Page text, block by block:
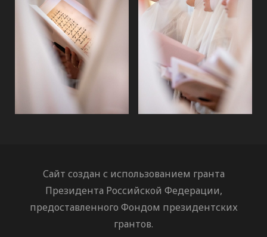
Сайт создан с использованием гранта
Президента Российской Федерации,
предоставленного Фондом президентских
грантов.